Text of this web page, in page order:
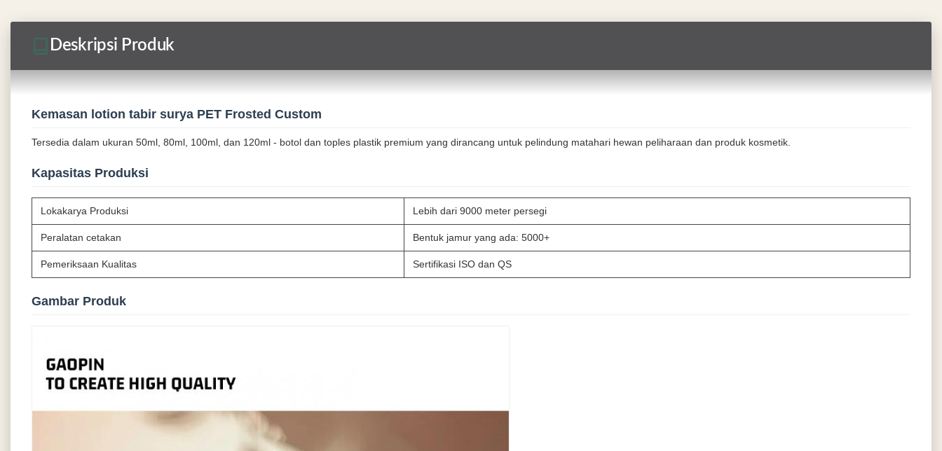
Deskripsi Produk
Kemasan lotion tabir surya PET Frosted Custom
Tersedia dalam ukuran 50ml, 80ml, 100ml, dan 120ml - botol dan toples plastik premium yang dirancang untuk pelindung matahari hewan peliharaan dan produk kosmetik.
Kapasitas Produksi
Lokakarya Produksi Lebih dari 9000 meter persegi
Peralatan cetakan Bentuk jamur yang ada: 5000+
Pemeriksaan Kualitas Sertifikasi ISO dan QS
Gambar Produk